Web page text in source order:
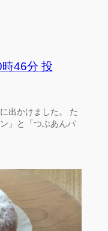
46分 投
出かけました。 た
」と「つぶあんパ